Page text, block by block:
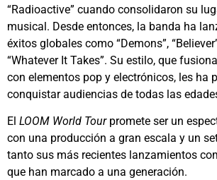
“Radioactive” cuando consolidaron su
musical. Desde entonces, la banda ha
éxitos globales como “Demons”,
“Whatever It Takes”. Su estilo, que
con elementos pop y electrónicos, les ha
conquistar audiencias de todas las
El LOOM World Tourpromete ser un
con una producción a gran escala y un
tanto sus más recientes lanzamientos
que han marcado a una generación.